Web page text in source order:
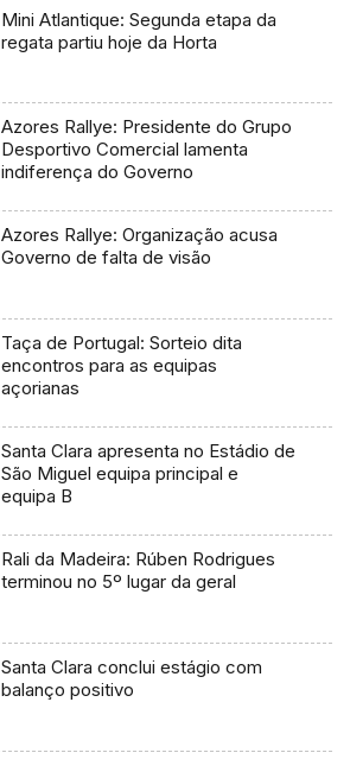
Mini Atlantique: Segunda etapa da
regata partiu hoje da Horta
Azores Rallye: Presidente do Grupo
Desportivo Comercial lamenta
indiferença do Governo
Azores Rallye: Organização acusa
Governo de falta de visão
Taça de Portugal: Sorteio dita
encontros para as equipas
açorianas
Santa Clara apresenta no Estádio de
São Miguel equipa principal e
equipa B
Rali da Madeira: Rúben Rodrigues
terminou no 5º lugar da geral
Santa Clara conclui estágio com
balanço positivo